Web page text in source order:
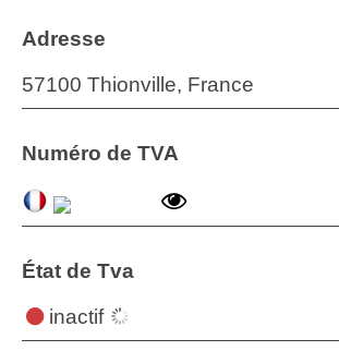
Adresse
57100 Thionville, France
Numéro de TVA
État de Tva
inactif